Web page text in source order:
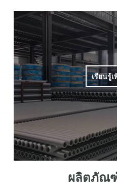
เรียนรู้
ผลิตภัณ